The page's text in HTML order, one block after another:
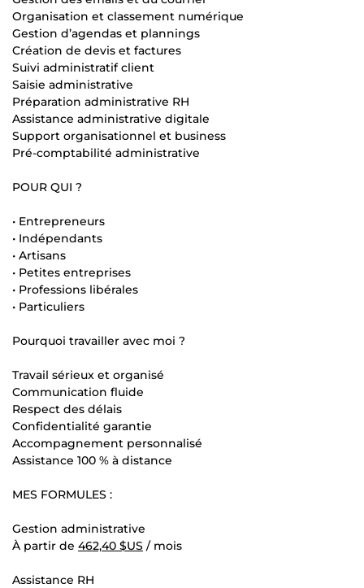
Organisation et classement numérique
Gestion d’agendas et plannings
Création de devis et factures
Suivi administratif client
Saisie administrative
Préparation administrative RH
Assistance administrative digitale
Support organisationnel et business
Pré-comptabilité administrative
POUR QUI ?
• Entrepreneurs
• Indépendants
• Artisans
• Petites entreprises
• Professions libérales
• Particuliers
Pourquoi travailler avec moi ?
Travail sérieux et organisé
Communication fluide
Respect des délais
Confidentialité garantie
Accompagnement personnalisé
Assistance 100 % à distance
MES FORMULES :
Gestion administrative
À partir de 462,40 $US / mois
Assistance RH